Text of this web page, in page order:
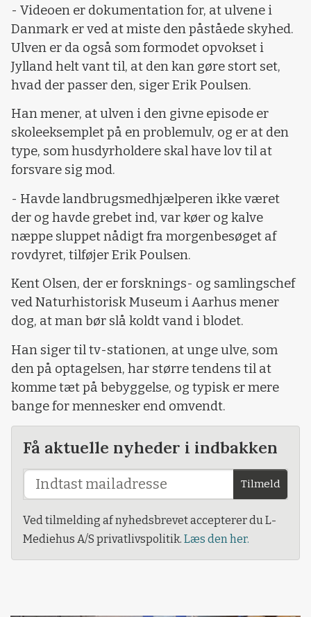
- Videoen er dokumentation for, at ulvene i
Danmark er ved at miste den påståede skyhed.
Ulven er da også som formodet opvokset i
Jylland helt vant til, at den kan gøre stort set,
hvad der passer den, siger Erik Poulsen.
Han mener, at ulven i den givne episode er
skoleeksemplet på en problemulv, og er at den
type, som husdyrholdere skal have lov til at
forsvare sig mod.
- Havde landbrugsmedhjælperen ikke været
der og havde grebet ind, var køer og kalve
næppe sluppet nådigt fra morgenbesøget af
rovdyret, tilføjer Erik Poulsen.
Kent Olsen, der er forsknings- og samlingschef
ved Naturhistorisk Museum i Aarhus mener
dog, at man bør slå koldt vand i blodet.
Han siger til tv-stationen, at unge ulve, som
den på optagelsen, har større tendens til at
komme tæt på bebyggelse, og typisk er mere
bange for mennesker end omvendt.
Få aktuelle nyheder i indbakken
Tilmeld
Ved tilmelding af nyhedsbrevet accepterer du L-
Mediehus A/S privatlivspolitik. Læs den her.